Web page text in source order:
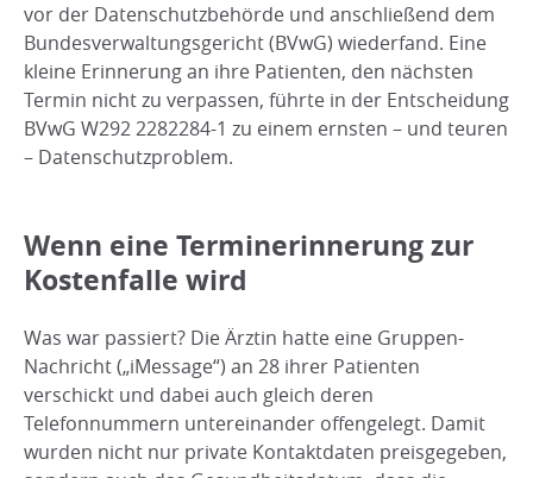
vor der Datenschutzbehörde und anschließend dem
Bundesverwaltungsgericht (BVwG) wiederfand. Eine
kleine Erinnerung an ihre Patienten, den nächsten
Termin nicht zu verpassen, führte in der Entscheidung
BVwG W292 2282284-1 zu einem ernsten – und teuren
– Datenschutzproblem.
Wenn eine Terminerinnerung zur
Kostenfalle wird
Was war passiert? Die Ärztin hatte eine Gruppen-
Nachricht („iMessage“) an 28 ihrer Patienten
verschickt und dabei auch gleich deren
Telefonnummern untereinander offengelegt. Damit
wurden nicht nur private Kontaktdaten preisgegeben,